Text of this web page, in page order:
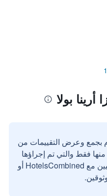
بولا
بجمع وعرض التقييمات من
فقط والتي تم إجراؤها
بواسطة مستخدمين حقيقيين مع HotelsCombined أو